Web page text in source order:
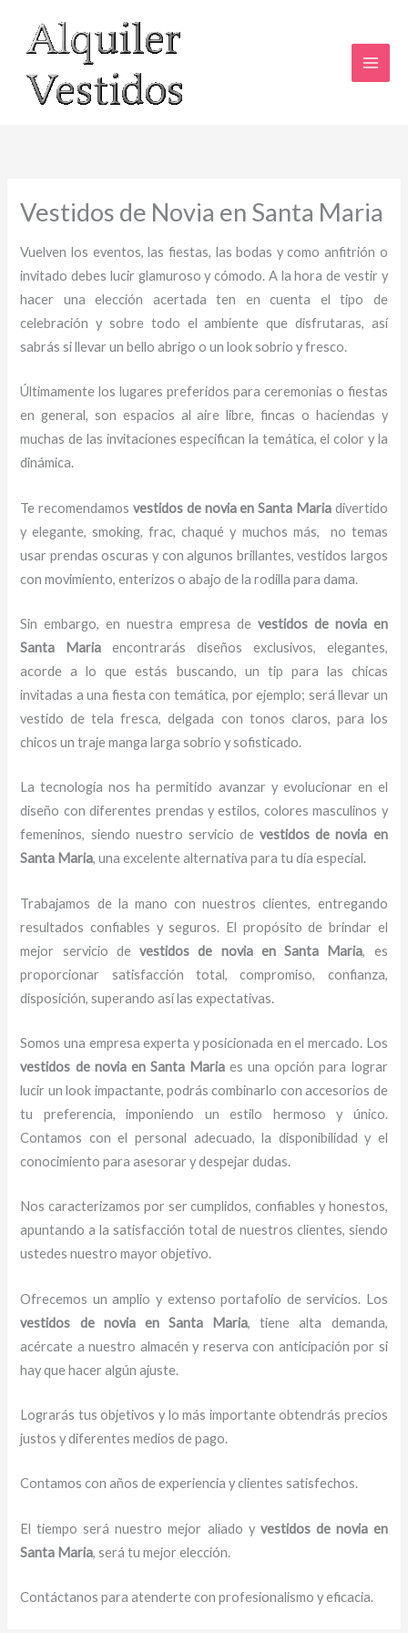
contenido
Vestidos de Novia en Santa Maria
Vuelven los eventos, las fiestas, las bodas y como anfitrión o
invitado debes lucir glamuroso y cómodo. A la hora de vestir y
hacer una elección acertada ten en cuenta el tipo de
celebración y sobre todo el ambiente que disfrutaras, así
sabrás si llevar un bello abrigo o un look sobrio y fresco.
Últimamente los lugares preferidos para ceremonias o fiestas
en general, son espacios al aire libre, fincas o haciendas y
muchas de las invitaciones especifican la temática, el color y la
dinámica.
Te recomendamos vestidos de noviaen Santa Maria divertido
y elegante, smoking, frac, chaqué y muchos más,
no temas
usar prendas oscuras y con algunos brillantes, vestidos largos
con movimiento, enterizos o abajo de la rodilla para dama.
Sin embargo, en nuestra empresa de vestidos de noviaen
Santa Mariaencontrarás diseños exclusivos, elegantes,
acorde a lo que estás buscando, un tip para las chicas
invitadas a una fiesta con temática, por ejemplo; será llevar un
vestido de tela fresca, delgada con tonos claros, para los
chicos un traje manga larga sobrio y sofisticado.
La tecnología nos ha permitido avanzar y evolucionar en el
diseño con diferentes prendas y estilos, colores masculinos y
femeninos, siendo nuestro servicio devestidos de novia en
Santa Maria, una excelente alternativa para tu día especial.
Trabajamos de la mano con nuestros clientes, entregando
resultados confiables y seguros. El propósito de brindar el
mejor servicio devestidos de noviaen Santa Maria, es
proporcionar satisfacción total, compromiso, confianza,
disposición, superando así las expectativas.
Somos una empresa experta y posicionada en el mercado. Los
vestidos de novia en Santa Mariaes una opción para lograr
lucir un look impactante, podrás combinarlo con accesorios de
tu preferencia, imponiendo un estilo hermoso y único.
Contamos con el personal adecuado, la disponibilidad y el
conocimiento para asesorar y despejar dudas.
Nos caracterizamos por ser cumplidos, confiables y honestos,
apuntando a la satisfacción total de nuestros clientes, siendo
ustedes nuestro mayor objetivo.
Ofrecemos un amplio y extenso portafolio de servicios. Los
vestidos de novia en Santa Maria, tiene alta demanda,
acércate a nuestro almacén y reserva con anticipación por si
hay que hacer algún ajuste.
Lograrás tus objetivos y lo más importante obtendrás precios
justos y diferentes medios de pago.
Contamos con años de experiencia y clientes satisfechos.
El tiempo será nuestro mejor aliado y vestidos de novia en
Santa Maria, será tu mejor elección.
Contáctanos para atenderte con profesionalismo y eficacia.